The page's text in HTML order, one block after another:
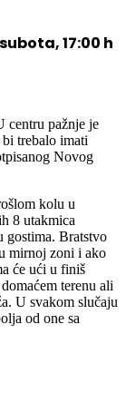
17:00 h
centru pažnje je
trebalo imati
Novog
kolu u
8 utakmica
gostima. Bratstvo
mirnoj zoni i ako
će ući u finiš
terenu ali
U svakom slučaju
od one sa